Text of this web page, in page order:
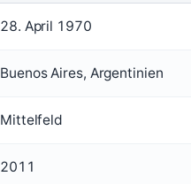
28. April 1970
Buenos Aires, Argentinien
Mittelfeld
2011